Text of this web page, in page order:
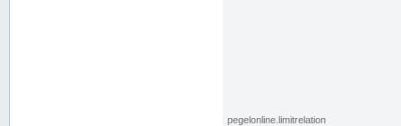
pegelonline.limitrelation